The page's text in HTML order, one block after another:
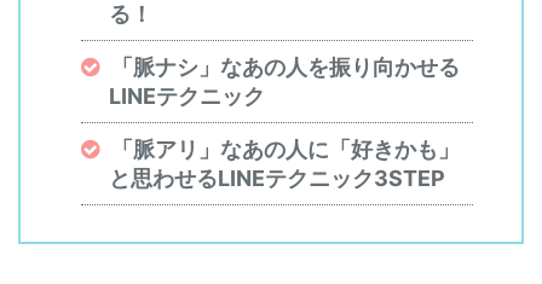
る！
「脈ナシ」なあの人を振り向かせる
LINEテクニック
「脈アリ」なあの人に「好きかも」
と思わせるLINEテクニック3STEP